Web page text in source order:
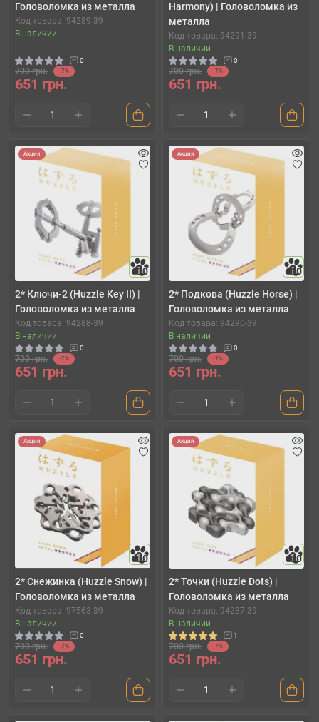
Головоломка из металла
Код товара: 94289-39
В наличии
0
700 грн. -7%
651 грн.
Harmony) | Головоломка из
металла
Код товара: 94291-39
В наличии
0
700 грн. -7%
651 грн.
Акция
10
2* Ключи-2 (Huzzle Key II) |
Головоломка из металла
Код товара: 94288-39
В наличии
0
700 грн. -7%
651 грн.
Акция
10
2* Подкова (Huzzle Horse) |
Головоломка из металла
Код товара: 94290-39
В наличии
0
700 грн. -7%
651 грн.
Акция
10
2* Снежинка (Huzzle Snow) |
Головоломка из металла
Код товара: 97563-39
В наличии
0
700 грн. -7%
651 грн.
Акция
10
2* Точки (Huzzle Dots) |
Головоломка из металла
Код товара: 94287-39
В наличии
1
700 грн. -7%
651 грн.